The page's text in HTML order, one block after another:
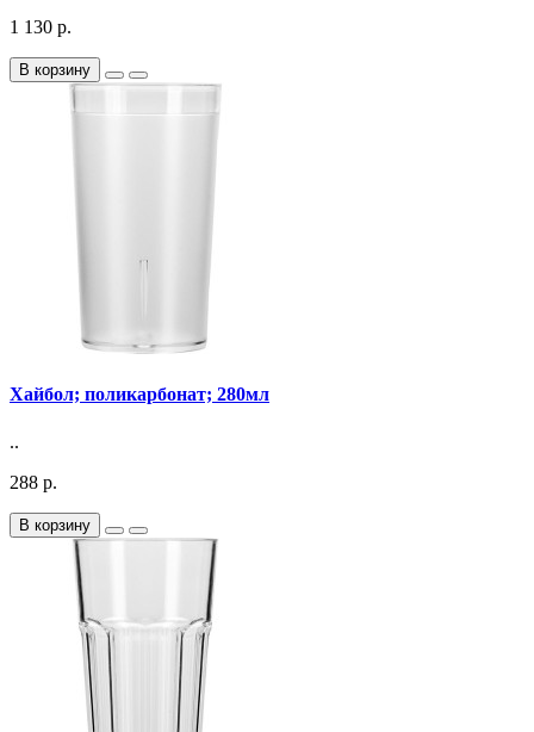
1 130 р.
В корзину
Хайбол; поликарбонат; 280мл
..
288 р.
В корзину